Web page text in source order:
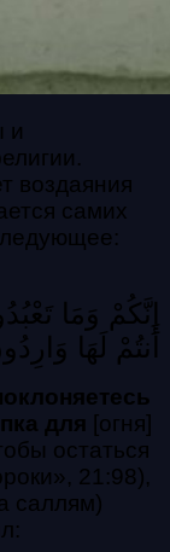
и
воздаяния
самих
إِنَّكُمْ وَمَا
أَنتُمْ لَهَا
для [огня]
остаться
21:98),
саллям)